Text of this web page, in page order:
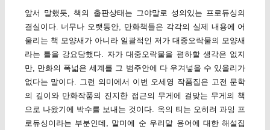
앞서 말했듯, 책의 출판상태는 그야말로 성의있는 프로듀싱의
결실이다. 너무나 오랫동안, 만화책들은 각각의 실제 내용에 어
울리는 책 모양새가 아니라 일괄적인 저가 대중오락물의 모양새
라는 틀을 강요당했다. 자가 대중오락물을 폄하할 생각은 없지
만, 만화의 폭넓은 세계를 그 범주안에 다 우겨넣을 수 있을리가
없다는 말이다. 그런 의미에서 이번 오세영 작품집은 고전 문학
의 깊이와 만화작품의 진지한 접근의 무게에 걸맞는 무게의 책
으로 나왔기에 박수를 보내는 것이다. 옥의 티는 오히려 과잉 프
로듀싱이라는 부분인데, 말미에 순 우리말 용어에 대한 해설집